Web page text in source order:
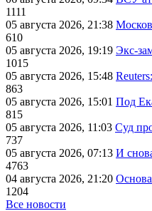
1111
05 августа 2026, 21:38
610
05 августа 2026, 19:19 Экс-
1015
05 августа 2026, 15:48
863
05 августа 2026, 15:01 Под
815
05 августа 2026, 11:03 Суд
737
05 августа 2026, 07:13 И
4763
04 августа 2026, 21:20
1204
Все новости